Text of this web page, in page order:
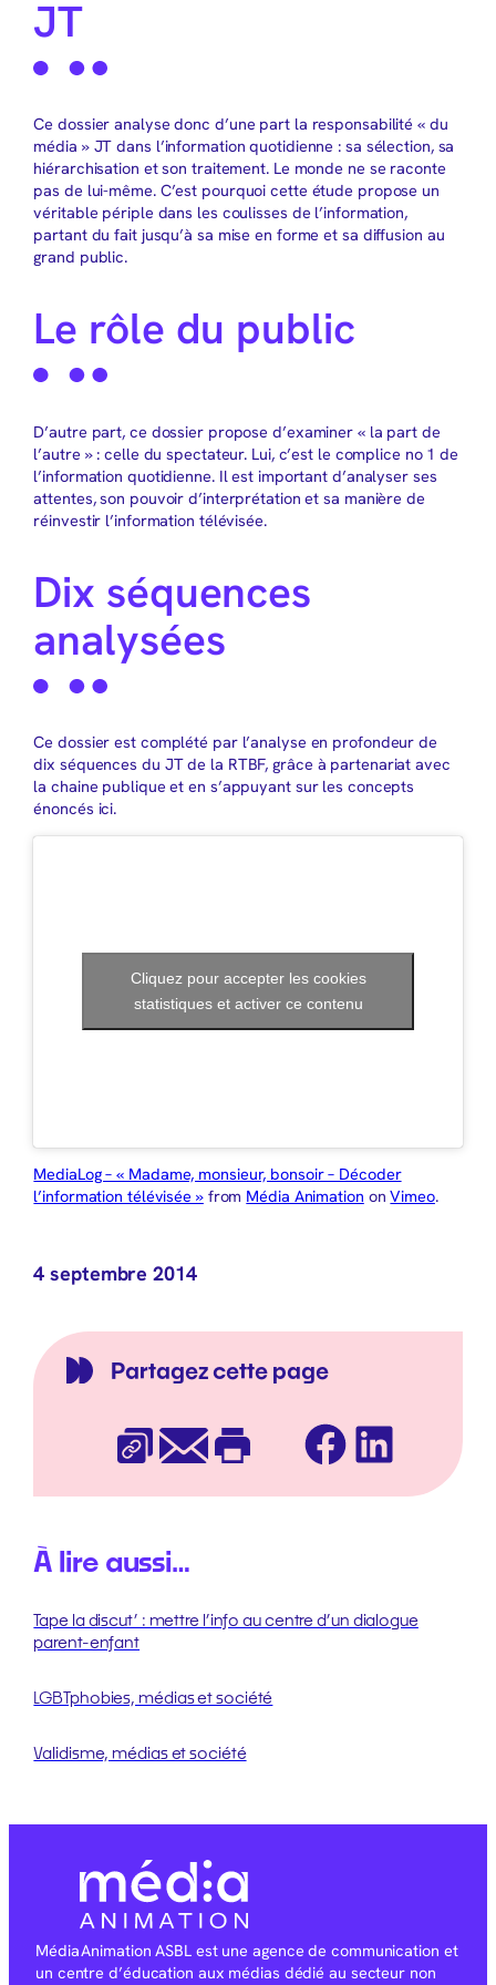
JT
Ce dossier analyse donc d’une part la responsabilité « du
média » JT dans l’information quotidienne : sa sélection, sa
hiérarchisation et son traitement. Le monde ne se raconte
pas de lui-même. C’est pourquoi cette étude propose un
véritable périple dans les coulisses de l’information,
partant du fait jusqu’à sa mise en forme et sa diffusion au
grand public.
Le rôle du public
D’autre part, ce dossier propose d’examiner « la part de
l’autre » : celle du spectateur. Lui, c’est le complice no 1 de
l’information quotidienne. Il est important d’analyser ses
attentes, son pouvoir d’interprétation et sa manière de
réinvestir l’information télévisée.
Dix séquences
analysées
Ce dossier est complété par l’analyse en profondeur de
dix séquences du JT de la RTBF, grâce à partenariat avec
la chaine publique et en s’appuyant sur les concepts
énoncés ici.
Cliquez pour accepter les cookies
statistiques et activer ce contenu
MediaLog – « Madame, monsieur, bonsoir – Décoder
l’information télévisée »from Média Animation onVimeo.
4 septembre 2014
Partagez cette page
Copier l’URL
E-mail Imprimer FacebookLinkedIn
À lire aussi…
Tape la discut’ : mettre l’info au centre d’un dialogue
parent-enfant
LGBTphobies, médias et société
Validisme, médias et société
Média Animation ASBL est une agence de communication et
un centre d’éducation aux médias dédié au secteur non